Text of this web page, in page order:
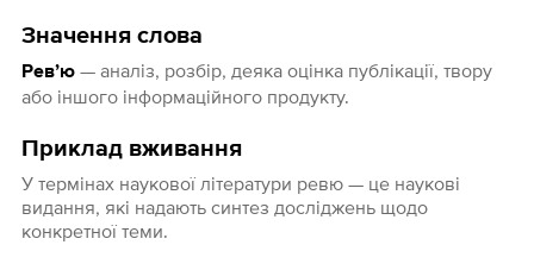
Значення слова
Ревʼю— аналіз, розбір, деяка оцінка публікації, твору
або іншого інформаційного продукту.
Приклад вживання
У термінах наукової літератури ревю — це наукові
видання, які надають синтез досліджень щодо
конкретної теми.